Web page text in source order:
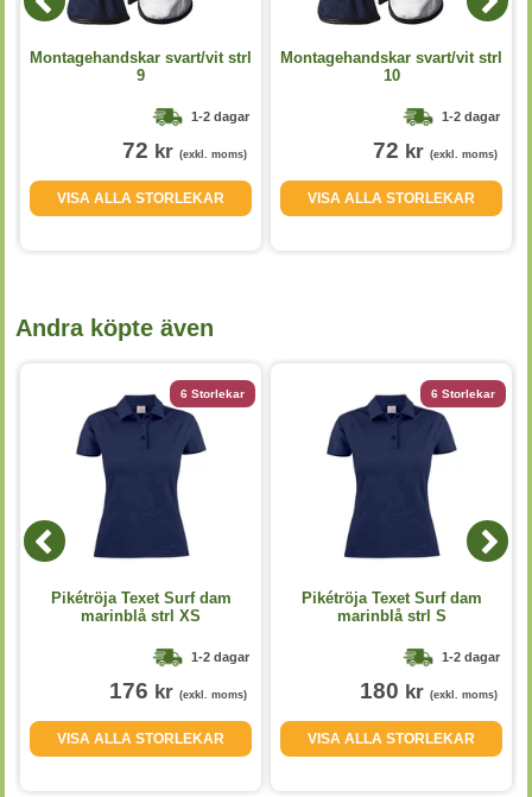
Montagehandskar svart/vit strl
9
1-2 dagar
72 kr (exkl. moms)
VISA ALLA STORLEKAR
Montagehandskar svart/vit strl
10
1-2 dagar
72 kr (exkl. moms)
VISA ALLA STORLEKAR
Andra köpte även
6 Storlekar
Pikétröja Texet Surf dam
marinblå strl XS
1-2 dagar
176 kr (exkl. moms)
VISA ALLA STORLEKAR
6 Storlekar
Pikétröja Texet Surf dam
marinblå strl S
1-2 dagar
180 kr (exkl. moms)
VISA ALLA STORLEKAR